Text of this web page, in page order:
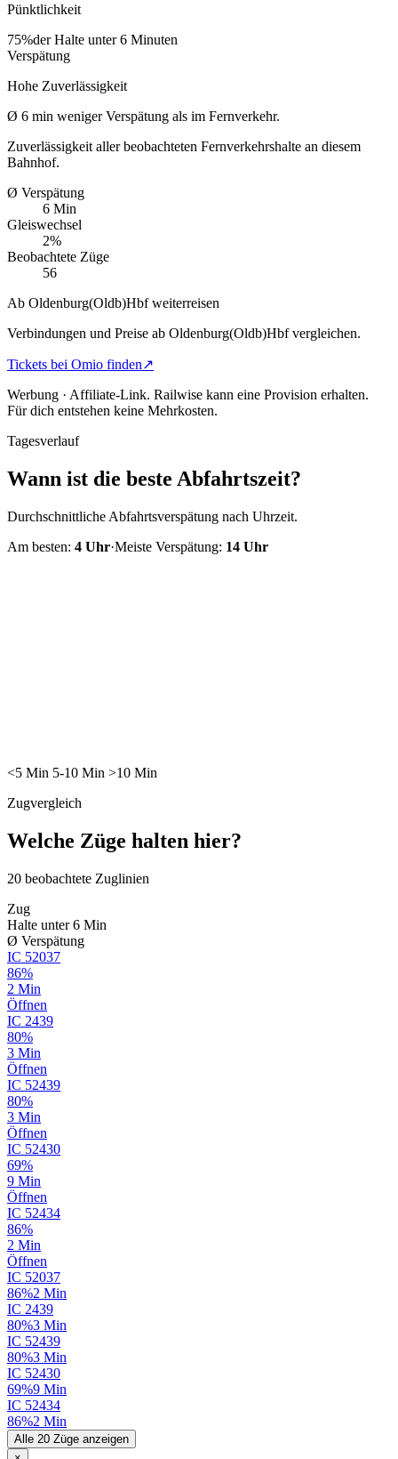
Pünktlichkeit
75%der Halte unter 6 Minuten
Verspätung
Hohe Zuverlässigkeit
Ø 6 min weniger Verspätung als im Fernverkehr.
Zuverlässigkeit aller beobachteten Fernverkehrshalte an diesem
Bahnhof.
Ø Verspätung
6 Min
Gleiswechsel
2%
Beobachtete Züge
56
Ab Oldenburg(Oldb)Hbf weiterreisen
Verbindungen und Preise ab Oldenburg(Oldb)Hbf vergleichen.
Tickets bei Omio finden↗
Werbung · Affiliate-Link. Railwise kann eine Provision erhalten.
Für dich entstehen keine Mehrkosten.
Tagesverlauf
Wann ist die beste Abfahrtszeit?
Durchschnittliche Abfahrtsverspätung nach Uhrzeit.
Am besten: 4 Uhr·Meiste Verspätung: 14 Uhr
<5 Min 5-10 Min >10 Min
Zugvergleich
Welche Züge halten hier?
20 beobachtete Zuglinien
Zug
Halte unter 6 Min
Ø Verspätung
IC 52037
86%
2 Min
Öffnen
IC 2439
80%
3 Min
Öffnen
IC 52439
80%
3 Min
Öffnen
IC 52430
69%
9 Min
Öffnen
IC 52434
86%
2 Min
Öffnen
IC 52037
86%2 Min
IC 2439
80%3 Min
IC 52439
80%3 Min
IC 52430
69%9 Min
IC 52434
86%2 Min
Alle 20 Züge anzeigen